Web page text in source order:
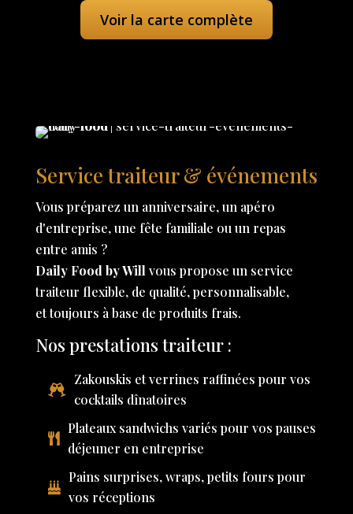
Voir la carte complète
Service traiteur & événements
Vous préparez un anniversaire, un apéro
d'entreprise, une fête familiale ou un repas
entre amis ?
Daily Food by Willvous propose un service
traiteur flexible, de qualité, personnalisable,
et toujours à base de produits frais.
Nos prestations traiteur :
Zakouskis et verrines raffinées pour vos
cocktails dînatoires
Plateaux sandwichs variés pour vos pauses
déjeuner en entreprise
Pains surprises, wraps, petits fours pour
vos réceptions